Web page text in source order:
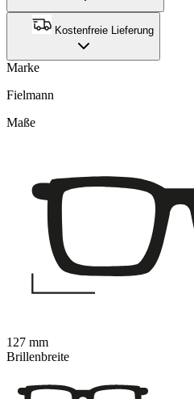
Kostenfreie Lieferung
Marke
Fielmann
Maße
127 mm
Brillenbreite